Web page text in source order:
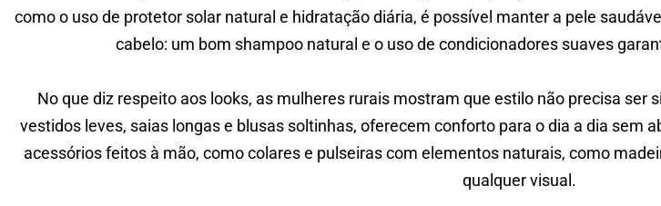
como o uso de protetor solar natural e hidratação diária, é possível manter a pele
cabelo: um bom shampoo natural e o uso de condicionadores suaves
No que diz respeito aos looks, as mulheres rurais mostram que estilo não precisa ser
vestidos leves, saias longas e blusas soltinhas, oferecem conforto para o dia a dia sem
acessórios feitos à mão, como colares e pulseiras com elementos naturais, como
qualquer visual.